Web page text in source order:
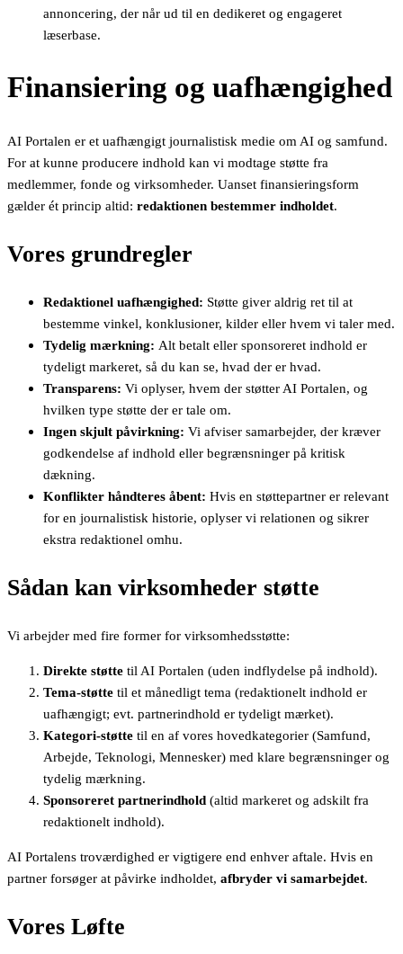
annoncering, der når ud til en dedikeret og engageret
læserbase.
Finansiering og uafhængighed
AI Portalen er et uafhængigt journalistisk medie om AI og samfund.
For at kunne producere indhold kan vi modtage støtte fra
medlemmer, fonde og virksomheder. Uanset finansieringsform
gælder ét princip altid: redaktionen bestemmer indholdet.
Vores grundregler
Redaktionel uafhængighed: Støtte giver aldrig ret til at
bestemme vinkel, konklusioner, kilder eller hvem vi taler med.
Tydelig mærkning: Alt betalt eller sponsoreret indhold er
tydeligt markeret, så du kan se, hvad der er hvad.
Transparens: Vi oplyser, hvem der støtter AI Portalen, og
hvilken type støtte der er tale om.
Ingen skjult påvirkning: Vi afviser samarbejder, der kræver
godkendelse af indhold eller begrænsninger på kritisk
dækning.
Konflikter håndteres åbent: Hvis en støttepartner er relevant
for en journalistisk historie, oplyser vi relationen og sikrer
ekstra redaktionel omhu.
Sådan kan virksomheder støtte
Vi arbejder med fire former for virksomhedsstøtte:
Direkte støtte til AI Portalen (uden indflydelse på indhold).
Tema-støtte til et månedligt tema (redaktionelt indhold er
uafhængigt; evt. partnerindhold er tydeligt mærket).
Kategori-støtte til en af vores hovedkategorier (Samfund,
Arbejde, Teknologi, Mennesker) med klare begrænsninger og
tydelig mærkning.
Sponsoreret partnerindhold (altid markeret og adskilt fra
redaktionelt indhold).
AI Portalens troværdighed er vigtigere end enhver aftale. Hvis en
partner forsøger at påvirke indholdet, afbryder vi samarbejdet.
Vores Løfte